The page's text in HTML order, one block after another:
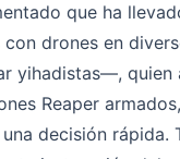
que ha
drones en
yihadistas―, quien
Reaper
decisión rápida.